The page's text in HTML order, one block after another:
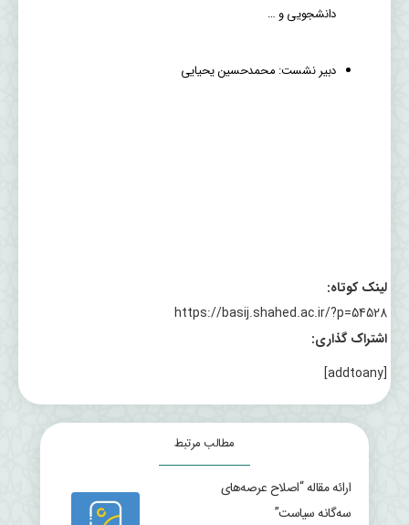
دانشجویی و …
دبیر نشست: محمدحسین یحیایی
لینک کوتاه:
https://basij.shahed.ac.ir/?p=54528
اشتراک گذاری:
[addtoany]
مطالب مرتبط
ارائه مقاله “اصلاح عرصه‌های
سه‌گانه سیاست”